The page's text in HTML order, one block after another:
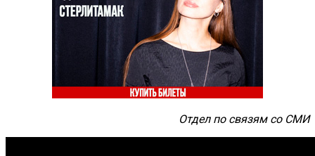
Отдел по связям со СМИ